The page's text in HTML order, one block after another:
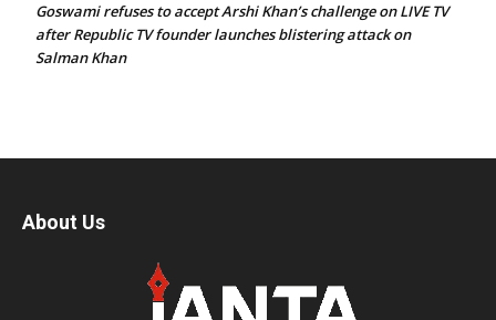
Goswami refuses to accept Arshi Khan’s challenge on LIVE TV
after Republic TV founder launches blistering attack on
Salman Khan
About Us